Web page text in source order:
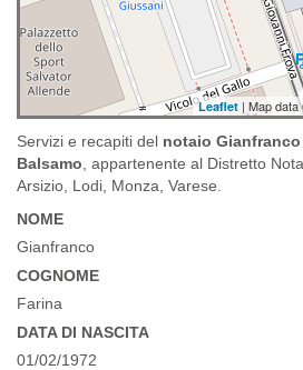
Leaflet | Map
Servizi e recapiti del notaio
Balsamo , appartenente al Distretto
Arsizio, Lodi, Monza, Varese.
NOME
Gianfranco
COGNOME
Farina
DATA DI NASCITA
01/02/1972